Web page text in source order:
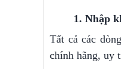
1. Nhập
Tất cả các
chính hãng, uy